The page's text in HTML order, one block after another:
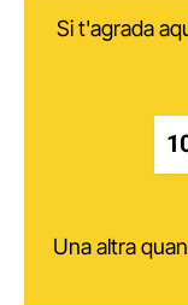
Si t'agrada
Una altra